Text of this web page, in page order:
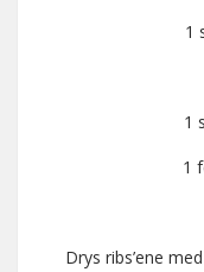
1
1
1
Drys ribs’ene